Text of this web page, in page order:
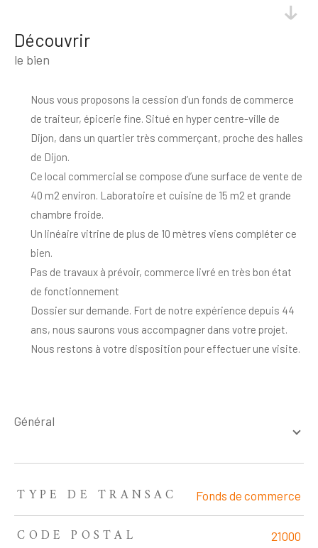
découvrir
le bien
Nous vous proposons la cession d’un fonds de commerce
de traiteur, épicerie fine. Situé en hyper centre-ville de
Dijon, dans un quartier très commerçant, proche des halles
de Dijon.
Ce local commercial se compose d’une surface de vente de
40 m2 environ. Laboratoire et cuisine de 15 m2 et grande
chambre froide.
Un linéaire vitrine de plus de 10 mètres viens compléter ce
bien.
Pas de travaux à prévoir, commerce livré en très bon état
de fonctionnement
Dossier sur demande. Fort de notre expérience depuis 44
ans, nous saurons vous accompagner dans votre projet.
Nous restons à votre disposition pour effectuer une visite.
général
TRAD_ZEPHYR_Caracteristique TRAD_ZEPHYR_Valeurs
TYPE DE TRANSAC Fonds de commerce
CODE POSTAL 21000